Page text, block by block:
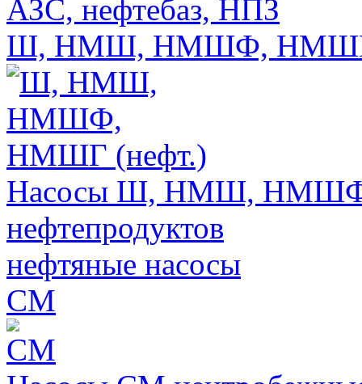
АЗС, нефтебаз, НПЗ
Ш, НМШ, НМШФ, НМШГ
Насосы Ш, НМШ, НМШФ,
нефтепродуктов
нефтяные насосы
СМ